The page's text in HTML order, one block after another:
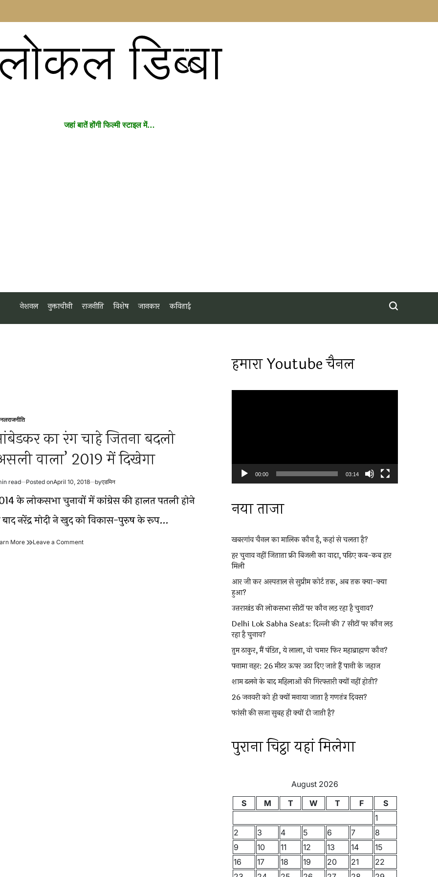
डिब्बा
जहां बातें होंगी फिल्मी स्टाइल में…
नेशनल नुक्ताचीनी राजनीति विशेष जानकार कविताई
राजनीति
का रंग चाहे जितना बदलो
वाला’ 2019 में दिखेगा
read Posted onApril 10, 2018 byएडमिन
के लोकसभा चुनावों में कांग्रेस की हालत पतली होने
नरेंद्र मोदी ने खुद को विकास-पुरुष के रूप…
More आंबेडकर
Leave a Commenton
हमारा Youtube चैनल
00:00 03:14
नया ताजा
खबरगांव चैनल का मालिक कौन है, कहां से चलता है?
हर चुनाव नहीं जिताता फ्री बिजली का वादा, पढ़िए कब-कब हार
मिली
आर जी कर अस्पताल से सुप्रीम कोर्ट तक, अब तक क्या-क्या
हुआ?
उत्तराखंड की लोकसभा सीटों पर कौन लड़ रहा है चुनाव?
Delhi Lok Sabha Seats: दिल्ली की 7 सीटों पर कौन लड़
रहा है चुनाव?
तुम ठाकुर, मैं पंडित, ये लाला, वो चमार फिर महाब्राह्मण कौन?
पनामा नहर: 26 मीटर ऊपर उठा दिए जाते हैं पानी के जहाज
शाम ढलने के बाद महिलाओं की गिरफ्तारी क्यों नहीं होती?
26 जनवरी को ही क्यों मनाया जाता है गणतंत्र दिवस?
फांसी की सजा सुबह ही क्यों दी जाती है?
पुराना चिट्ठा यहां मिलेगा
August 2026
S
M T W T F
S
1
2
3 4 5 6 7
8
9
10 11 12 13 14
15
16
17 18 19 20 21
22